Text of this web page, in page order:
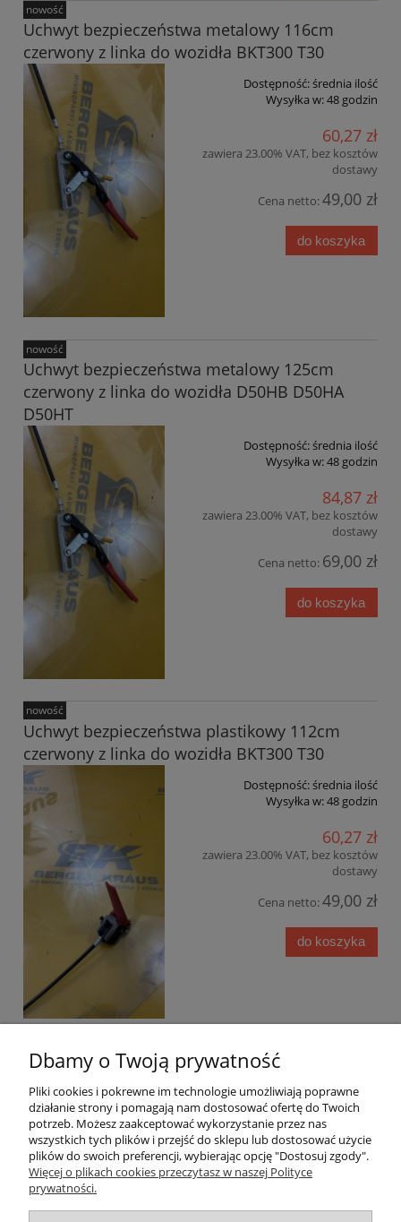
Uchwyt bezpieczeństwa metalowy 116cm
czerwony z linka do wozidła BKT300 T30
Dostępność:średnia ilość
Wysyłka w:48 godzin
60,27 zł
zawiera 23.00% VAT, bez kosztów
dostawy
Cena netto:49,00 zł
do koszyka
nowość
Uchwyt bezpieczeństwa metalowy 125cm
czerwony z linka do wozidła D50HB D50HA
D50HT
Dostępność:średnia ilość
Wysyłka w:48 godzin
84,87 zł
zawiera 23.00% VAT, bez kosztów
dostawy
Cena netto: 69,00 zł
do koszyka
nowość
Uchwyt bezpieczeństwa plastikowy 112cm
czerwony z linka do wozidła BKT300 T30
Dostępność:średnia ilość
Wysyłka w:48 godzin
60,27 zł
zawiera 23.00% VAT, bez kosztów
dostawy
Cena netto:49,00 zł
do koszyka
nowość
Pomoc
Moje konto
Płatności i dostawa
Informacje
Dbamy o Twoją prywatność
Pliki cookies i pokrewne im technologie umożliwiają poprawne
działanie strony i pomagają nam dostosować ofertę do Twoich
potrzeb. Możesz zaakceptować wykorzystanie przez nas
wszystkich tych plików i przejść do sklepu lub dostosować użycie
plików do swoich preferencji, wybierając opcję "Dostosuj zgody".
Więcej o plikach cookies przeczytasz w naszej Polityce
prywatności.